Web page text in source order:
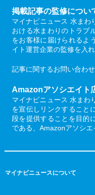
掲載記事の監修につい
マイナビニュース 水まわ
おける水まわりのトラブ
をお客様に届けられるよ
イト運営企業の監修を入れ
記事に関するお問い合わ
Amazonアソシエイト
マイナビニュース 水まわ
を宣伝しリンクすること
段を提供することを目的
である、Amazonアソシエ
マイナビニュースについて